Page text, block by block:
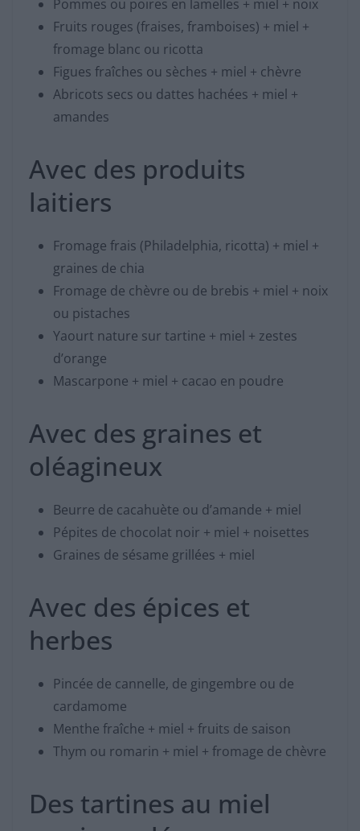
Pommes ou poires en lamelles + miel + noix
Fruits rouges (fraises, framboises) + miel +
fromage blanc ou ricotta
Figues fraîches ou sèches + miel + chèvre
Abricots secs ou dattes hachées + miel +
amandes
Avec des produits
laitiers
Fromage frais (Philadelphia, ricotta) + miel +
graines de chia
Fromage de chèvre ou de brebis + miel + noix
ou pistaches
Yaourt nature sur tartine + miel + zestes
d’orange
Mascarpone + miel + cacao en poudre
Avec des graines et
oléagineux
Beurre de cacahuète ou d’amande + miel
Pépites de chocolat noir + miel + noisettes
Graines de sésame grillées + miel
Avec des épices et
herbes
Pincée de cannelle, de gingembre ou de
cardamome
Menthe fraîche + miel + fruits de saison
Thym ou romarin + miel + fromage de chèvre
Des tartines au miel